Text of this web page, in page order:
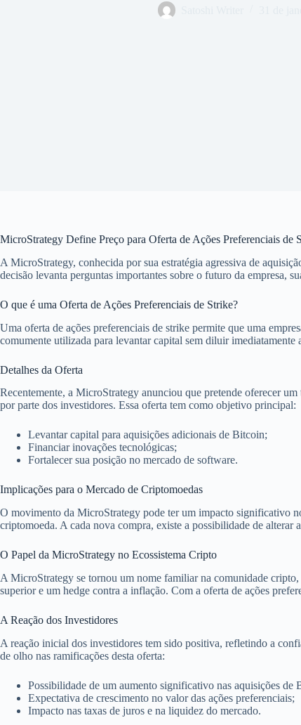
MicroStrategy Define Preço para Oferta de Ações Preferenciais de
A MicroStrategy, conhecida por sua estratégia agressiva de
decisão levanta perguntas importantes sobre o futuro da empresa,
O que é uma Oferta de Ações Preferenciais de Strike?
Uma oferta de ações preferenciais de strike permite que uma
comumente utilizada para levantar capital sem diluir
Detalhes da Oferta
Recentemente, a MicroStrategy anunciou que pretende oferecer um
por parte dos investidores. Essa oferta tem como objetivo principal:
Levantar capital para aquisições adicionais de Bitcoin;
Financiar inovações tecnológicas;
Fortalecer sua posição no mercado de software.
Implicações para o Mercado de Criptomoedas
O movimento da MicroStrategy pode ter um impacto significativo
criptomoeda. A cada nova compra, existe a possibilidade de
O Papel da MicroStrategy no Ecossistema Cripto
A MicroStrategy se tornou um nome familiar na comunidade
superior e um hedge contra a inflação. Com a oferta de ações
A Reação dos Investidores
A reação inicial dos investidores tem sido positiva, refletindo a
de olho nas ramificações desta oferta:
Possibilidade de um aumento significativo nas aquisições de
Expectativa de crescimento no valor das ações preferenciais;
Impacto nas taxas de juros e na liquidez do mercado.